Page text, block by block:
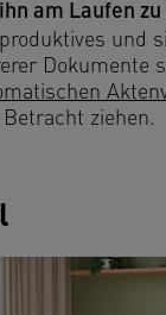
am Laufen
und
Dokumente
ziehen.